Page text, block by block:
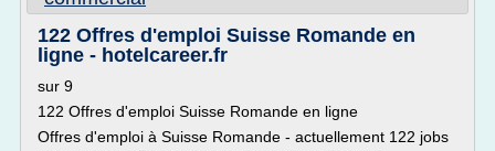
122 Offres d'emploi Suisse Romande en
ligne - hotelcareer.fr
sur 9
122 Offres d'emploi Suisse Romande en ligne
Offres d'emploi à Suisse Romande - actuellement 122 jobs